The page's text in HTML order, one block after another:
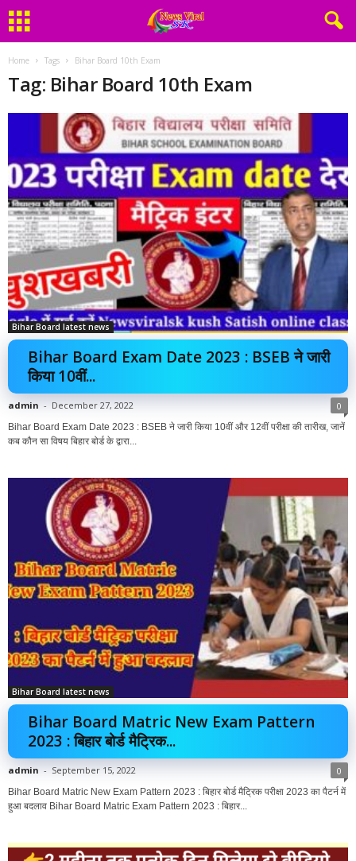
Home Tags Bihar Board 10th Exam
Tag: Bihar Board 10th Exam
Bihar Board latest news
Bihar Board Exam Date 2023 : BSEB ने जारी
किया 10वीं...
admin - December 27, 2022 0
Bihar Board Exam Date 2023 : BSEB ने जारी किया 10वीं और 12वीं परीक्षा की तारीख, जानें
कब कौन सा विषय बिहार बोर्ड के द्वारा...
Bihar Board latest news
Bihar Board Matric New Exam Pattern
2023 : बिहार बोर्ड मैट्रिक...
admin - September 15, 2022 0
Bihar Board Matric New Exam Pattern 2023 : बिहार बोर्ड मैट्रिक परीक्षा 2023 का पैटर्न में
हुआ बदलाव Bihar Board Matric Exam Pattern 2023 : बिहार...